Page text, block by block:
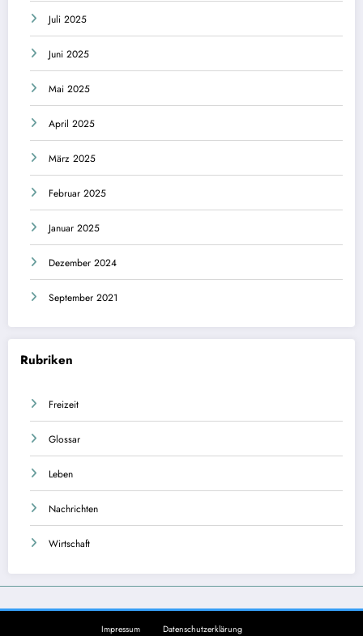
Juli 2025
Juni 2025
Mai 2025
April 2025
März 2025
Februar 2025
Januar 2025
Dezember 2024
September 2021
Rubriken
Freizeit
Glossar
Leben
Nachrichten
Wirtschaft
Impressum Datenschutzerklärung